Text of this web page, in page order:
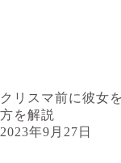
クリスマ前に彼女
方を解説
2023年9月27日